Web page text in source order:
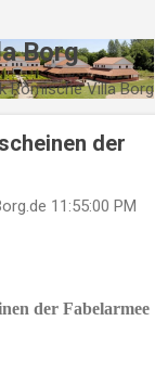
Borg
Römische Villa Borg
der
11:55:00 PM
der Fabelarmee